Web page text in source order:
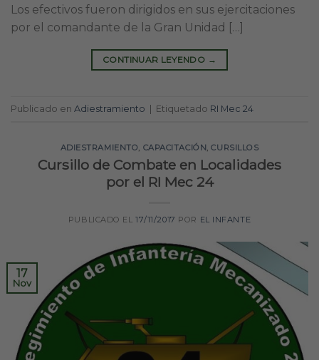
Los efectivos fueron dirigidos en sus ejercitaciones
por el comandante de la Gran Unidad […]
CONTINUAR LEYENDO →
Publicado en Adiestramiento | Etiquetado RI Mec 24
ADIESTRAMIENTO, CAPACITACIÓN,CURSILLOS
Cursillo de Combate en Localidades
por el RI Mec 24
PUBLICADO EL17/11/2017 POR EL INFANTE
17
Nov